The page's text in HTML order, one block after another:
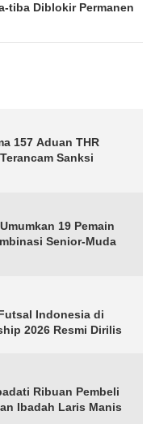
tiba Diblokir Permanen
157 Aduan THR
Sanksi
19 Pemain
Senior-Muda
Indonesia di
2026 Resmi Dirilis
Ribuan Pembeli
Ibadah Laris Manis